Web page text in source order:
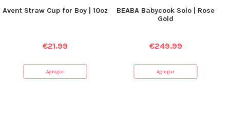
Avent Straw Cup for Boy | 10oz
€21.99
Agregar
BEABA Babycook Solo | Rose
Gold
€249.99
Agregar